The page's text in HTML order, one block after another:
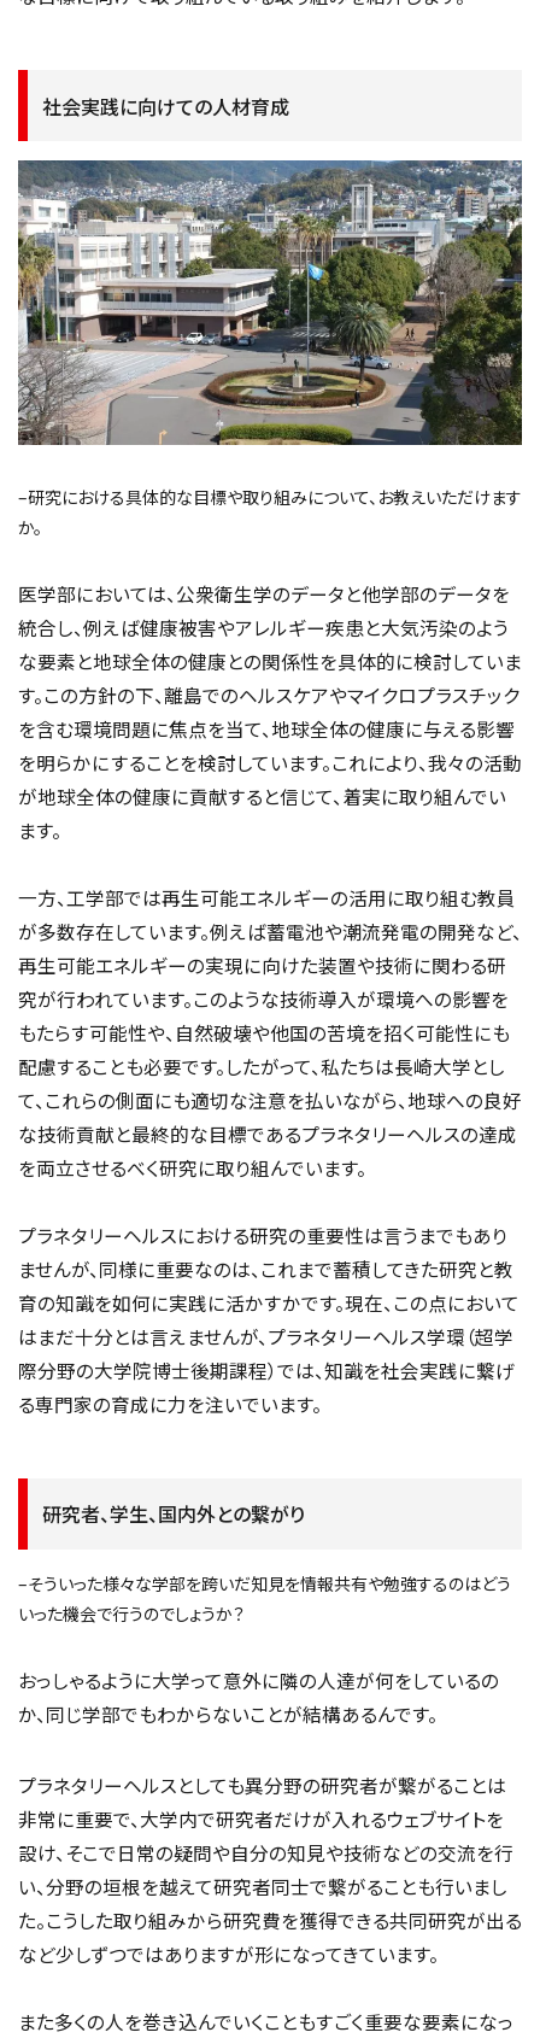
社会実践に向けての人材育成
–研究における具体的な目標や取り組みについて、お教えいただけます
か。
医学部においては、公衆衛生学のデータと他学部のデータを
統合し、例えば健康被害やアレルギー疾患と大気汚染のよう
な要素と地球全体の健康との関係性を具体的に検討していま
す。この方針の下、離島でのヘルスケアやマイクロプラスチック
を含む環境問題に焦点を当て、地球全体の健康に与える影響
を明らかにすることを検討しています。これにより、我々の活動
が地球全体の健康に貢献すると信じて、着実に取り組んでい
ます。
一方、工学部では再生可能エネルギーの活用に取り組む教員
が多数存在しています。例えば蓄電池や潮流発電の開発など、
再生可能エネルギーの実現に向けた装置や技術に関わる研
究が行われています。このような技術導入が環境への影響を
もたらす可能性や、自然破壊や他国の苦境を招く可能性にも
配慮することも必要です。したがって、私たちは長崎大学とし
て、これらの側面にも適切な注意を払いながら、地球への良好
な技術貢献と最終的な目標であるプラネタリーヘルスの達成
を両立させるべく研究に取り組んでいます。
プラネタリーヘルスにおける研究の重要性は言うまでもあり
ませんが、同様に重要なのは、これまで蓄積してきた研究と教
育の知識を如何に実践に活かすかです。現在、この点において
はまだ十分とは言えませんが、プラネタリーヘルス学環（超学
際分野の大学院博士後期課程）では、知識を社会実践に繋げ
る専門家の育成に力を注いでいます。
研究者、学生、国内外との繋がり
–そういった様々な学部を跨いだ知見を情報共有や勉強するのはどう
いった機会で行うのでしょうか？
おっしゃるように大学って意外に隣の人達が何をしているの
か、同じ学部でもわからないことが結構あるんです。
プラネタリーヘルスとしても異分野の研究者が繋がることは
非常に重要で、大学内で研究者だけが入れるウェブサイトを
設け、そこで日常の疑問や自分の知見や技術などの交流を行
い、分野の垣根を越えて研究者同士で繋がることも行いまし
た。こうした取り組みから研究費を獲得できる共同研究が出る
など少しずつではありますが形になってきています。
また多くの人を巻き込んでいくこともすごく重要な要素になっ